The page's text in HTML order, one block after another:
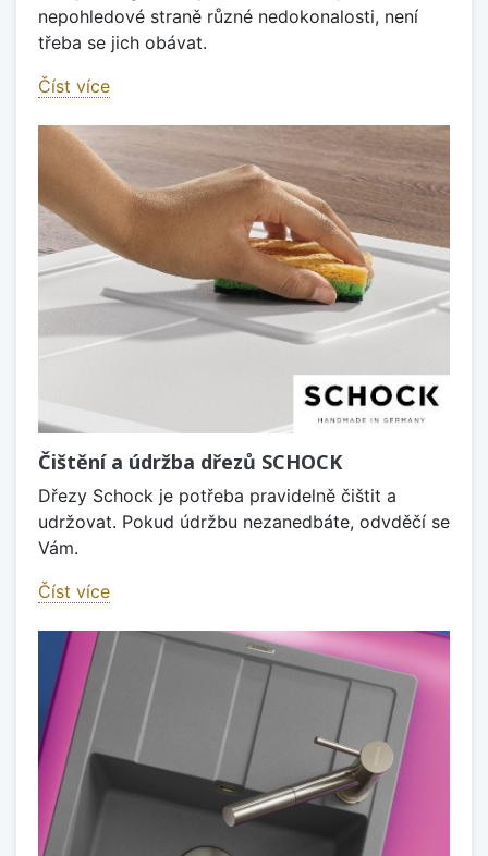
nepohledové straně různé nedokonalosti, není
třeba se jich obávat.
Číst více
Čištění a údržba dřezů SCHOCK
Dřezy Schock je potřeba pravidelně čištit a
udržovat. Pokud údržbu nezanedbáte, odvděčí se
Vám.
Číst více